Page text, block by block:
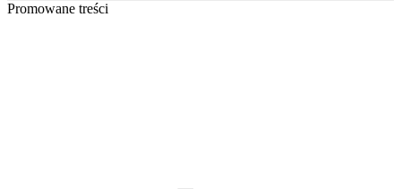
Promowane treści